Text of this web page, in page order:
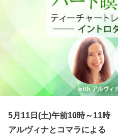
5月11日(土)午前10時～11時
アルヴィナとコマラによる